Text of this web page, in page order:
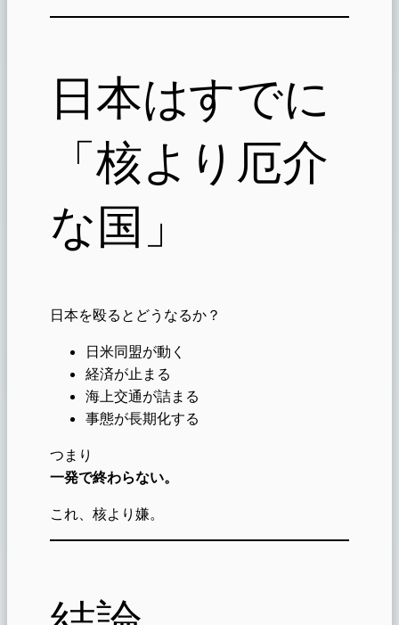
日本はすでに
「核より厄介
な国」
日本を殴るとどうなるか？
日米同盟が動く
経済が止まる
海上交通が詰まる
事態が長期化する
つまり
一発で終わらない。
これ、核より嫌。